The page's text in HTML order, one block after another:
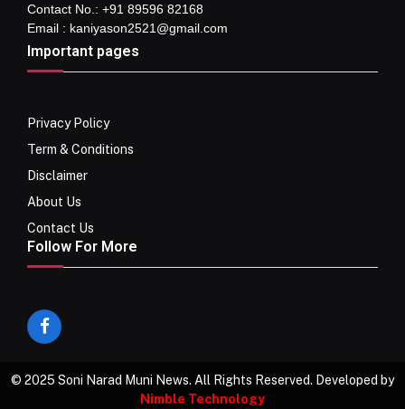
Contact No.: +91 89596 82168
Email : kaniyason2521@gmail.com
Important pages
Privacy Policy
Term & Conditions
Disclaimer
About Us
Contact Us
Follow For More
Facebook
© 2025 Soni Narad Muni News. All Rights Reserved. Developed by
Nimble Technology